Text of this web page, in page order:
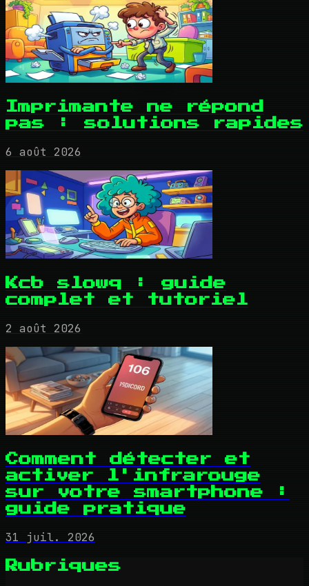
Imprimante ne répond
pas : solutions rapides
6 août 2026
Kcb slowq : guide
complet et tutoriel
2 août 2026
Comment détecter et
activer l'infrarouge
sur votre smartphone :
guide pratique
31 juil. 2026
Rubriques